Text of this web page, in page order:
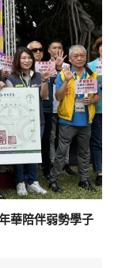
華陪伴弱勢學子